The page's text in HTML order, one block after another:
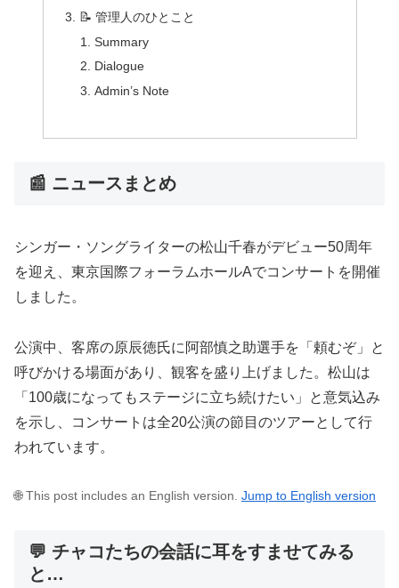
📝 管理人のひとこと
Summary
Dialogue
Admin’s Note
📰 ニュースまとめ
シンガー・ソングライターの松山千春がデビュー50周年
を迎え、東京国際フォーラムホールAでコンサートを開催
しました。
公演中、客席の原辰徳氏に阿部慎之助選手を「頼むぞ」と
呼びかける場面があり、観客を盛り上げました。松山は
「100歳になってもステージに立ち続けたい」と意気込み
を示し、コンサートは全20公演の節目のツアーとして行
われています。
🌐 This post includes an English version. Jump to English version
💬 チャコたちの会話に耳をすませてみる
と…